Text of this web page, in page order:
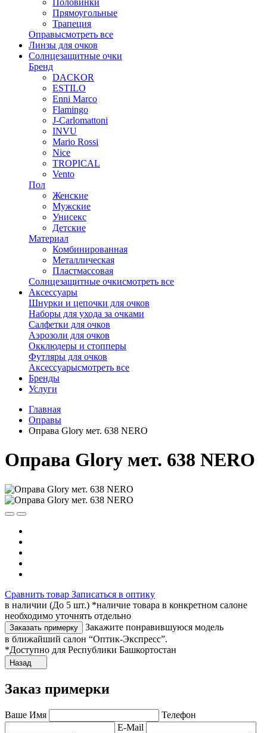
Прямоугольные
Трапеция
Оправысмотреть все
Линзы для очков
Солнцезащитные очки
Бренд
DACKOR
ESTILO
Enni Marco
Flamingo
J-Carlomattoni
INVU
Mario Rossi
Nice
TROPICAL
Vento
Пол
Женские
Мужские
Унисекс
Детские
Материал
Комбинированная
Металлическая
Пластмассовая
Солнцезащитные очкисмотреть все
Аксессуары
Шнурки и цепочки для очков
Наборы для ухода за очками
Салфетки для очков
Аэрозоли для очков
Окклюдеры и стопперы
Футляры для очков
Аксессуарысмотреть все
Бренды
Услуги
Главная
Оправы
Оправа Glory мет. 638 NERO
Оправа Glory мет. 638 NERO
Сравнить товар Записаться в оптику
в наличии (До 5 шт.) *наличие товара в конкретном салоне
необходимо уточнять отдельно
Заказать примерку
Закажите понравившуюся модель
в ближайший салон “Оптик-Экспресс”.
*Доступно для Республики Башкортостан
Назад
Заказ примерки
Ваше Имя
Телефон
E-Mail